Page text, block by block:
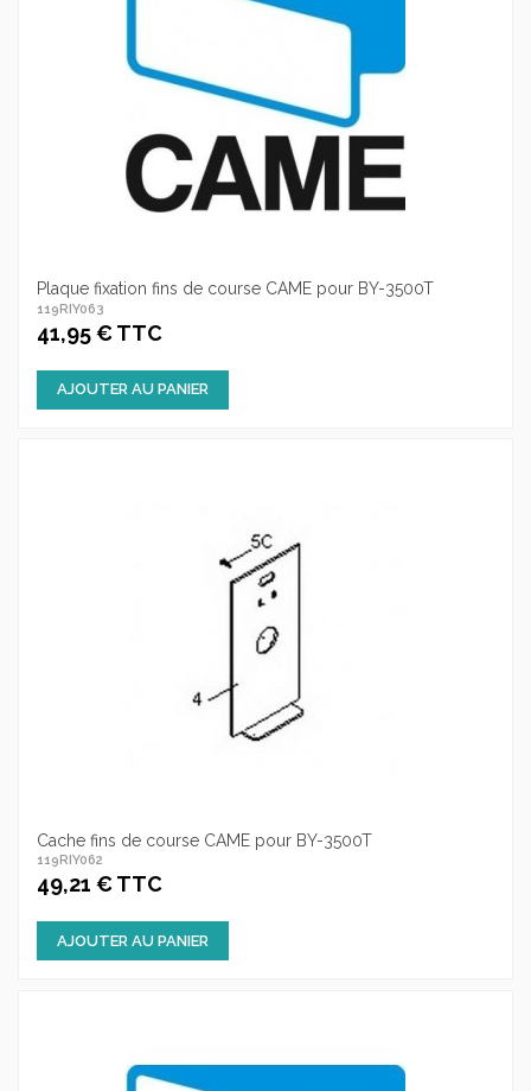
Plaque fixation fins de course CAME pour BY-3500T
119RIY063
41,95 € TTC
AJOUTER AU PANIER
Cache fins de course CAME pour BY-3500T
119RIY062
49,21 € TTC
AJOUTER AU PANIER